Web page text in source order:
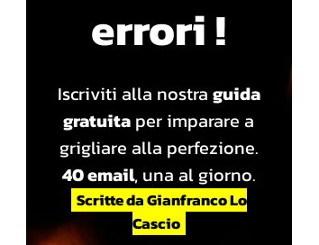
errori !
Iscriviti alla nostra guida
gratuita per imparare a
grigliare alla perfezione.
40 email, una al giorno.
Scritte da Gianfranco Lo
Cascio